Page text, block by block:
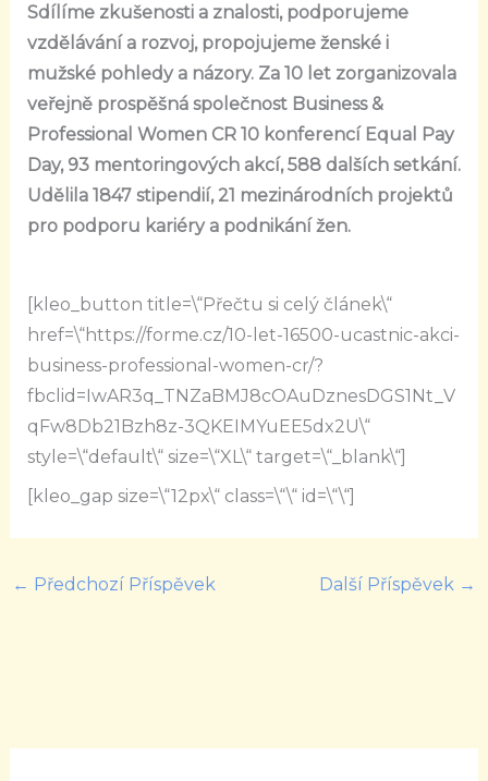
Sdílíme zkušenosti a znalosti, podporujeme
vzdělávání a rozvoj, propojujeme ženské i
mužské pohledy a názory. Za 10 let zorganizovala
veřejně prospěšná společnost Business &
Professional Women CR 10 konferencí Equal Pay
Day, 93 mentoringových akcí, 588 dalších setkání.
Udělila 1847 stipendií, 21 mezinárodních projektů
pro podporu kariéry a podnikání žen.
[kleo_button title=\“Přečtu si celý článek\“
href=\“https://forme.cz/10-let-16500-ucastnic-akci-
business-professional-women-cr/?
fbclid=IwAR3q_TNZaBMJ8cOAuDznesDGS1Nt_V
qFw8Db21Bzh8z-3QKEIMYuEE5dx2U\“
style=\“default\“ size=\“XL\“ target=\“_blank\“]
[kleo_gap size=\“12px\“ class=\“\“ id=\“\“]
← Předchozí Příspěvek Další Příspěvek →